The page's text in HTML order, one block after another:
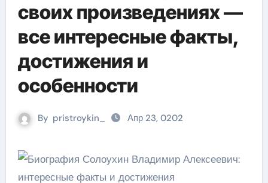
своих произведениях —
все интересные факты,
достижения и
особенности
By pristroykin_ Апр 23, 0202